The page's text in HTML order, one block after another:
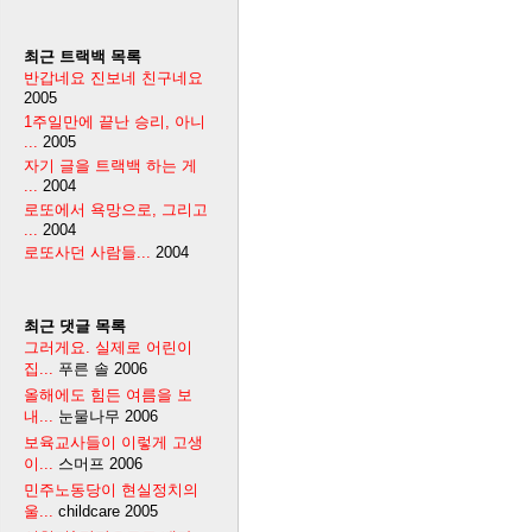
최근 트랙백 목록
반갑네요 진보네 친구네요
2005
1주일만에 끝난 승리, 아니
2005
자기 글을 트랙백 하는 게
2004
로또에서 욕망으로, 그리고
2004
로또사던 사람들... 2004
최근 댓글 목록
그러게요. 실제로 어린이
집... 푸른 솔 2006
올해에도 힘든 여름을 보
내... 눈물나무 2006
보육교사들이 이렇게 고생
이... 스머프 2006
민주노동당이 현실정치의
울... childcare 2005